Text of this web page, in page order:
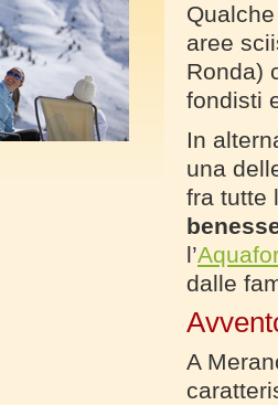
aree
Ronda)
fondisti
In
una
fra tutte
l’
dalle
A